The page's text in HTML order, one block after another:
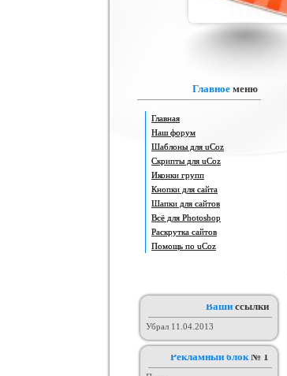
Оригинал нового шаблона сайта
Софт шаблоны
Шаблон от KEY-CS #3
Главное меню
Главная
Наш форум
Шаблоны для uCoz
Скрипты для uCoz
Иконки групп
Кнопки для сайта
Шапки для сайтов
Всё для Photoshop
Раскрутка сайтов
Помощь по uCoz
Ваши ссылки
Убрал 11.04.2013
Рекламный блок№ 1